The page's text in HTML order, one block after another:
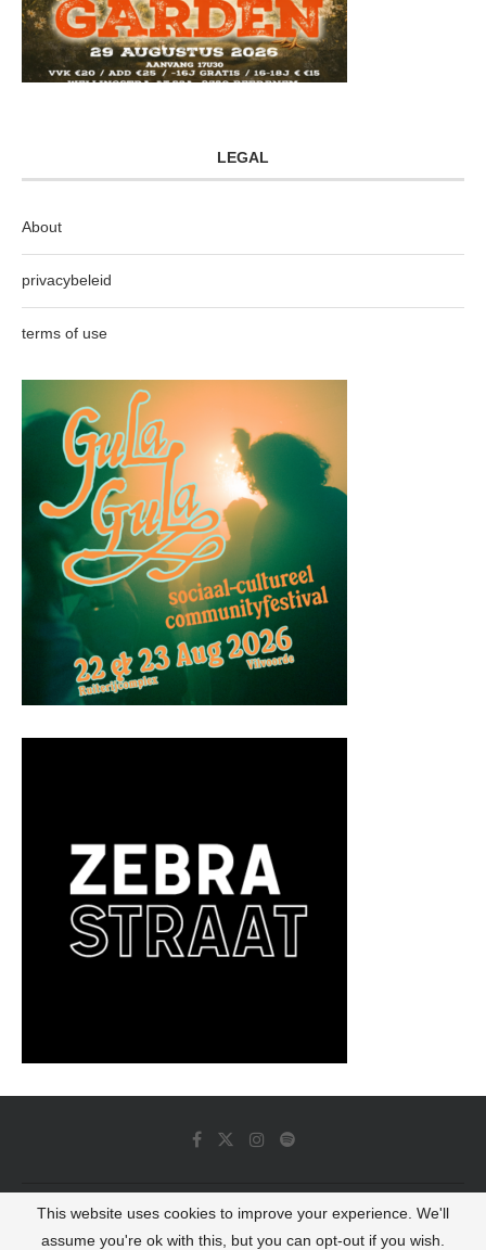
LEGAL
About
privacybeleid
terms of use
© 2022 - Luminous Dash All Rights Reserved
This website uses cookies to improve your experience. We'll
assume you're ok with this, but you can opt-out if you wish.